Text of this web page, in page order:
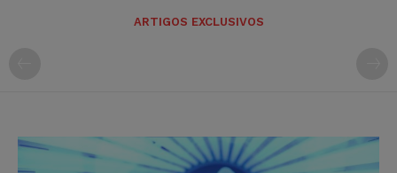
ARTIGOS EXCLUSIVOS